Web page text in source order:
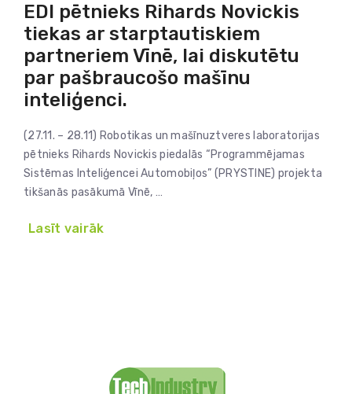
EDI pētnieks Rihards Novickis
tiekas ar starptautiskiem
partneriem Vīnē, lai diskutētu
par pašbraucošo mašīnu
inteliģenci.
(27.11. – 28.11) Robotikas un mašīnuztveres laboratorijas
pētnieks Rihards Novickis piedalās “Programmējamas
Sistēmas Inteliģencei Automobiļos” (PRYSTINE) projekta
tikšanās pasākumā Vīnē, …
Lasīt vairāk